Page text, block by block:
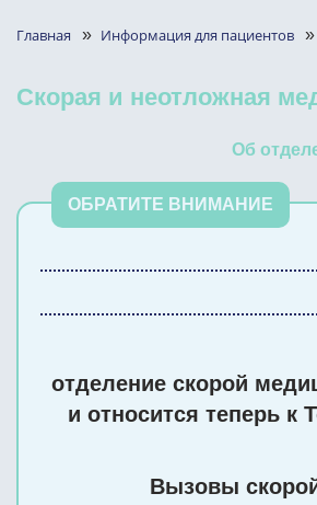
Главная » Информация для пациентов »
Скорая и неотложная
Об
отделение скорой
и относится теперь к
Вызовы